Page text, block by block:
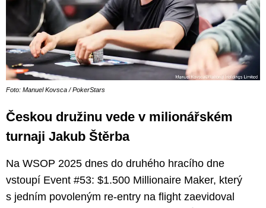
Foto: Manuel Kovsca / PokerStars
Českou družinu vede v milionářském
turnaji Jakub Štěrba
Na WSOP 2025 dnes do druhého hracího dne
vstoupí Event #53: $1.500 Millionaire Maker, který
s jedním povoleným re-entry na flight zaevidoval